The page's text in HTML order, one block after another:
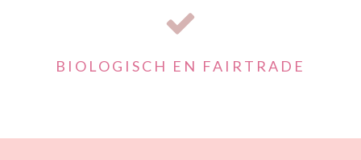
BIOLOGISCH EN FAIRTRADE